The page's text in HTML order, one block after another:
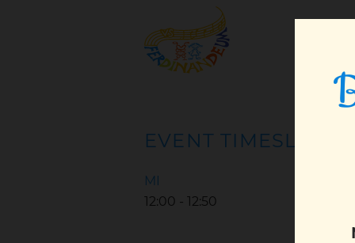
EVENT TIMESLOTS (1)
MI
12:00 - 12:50